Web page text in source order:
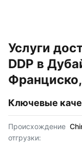
Услуги
DDP в
Ключевые
Происхождение
отгрузки: